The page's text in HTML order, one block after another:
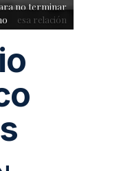
no terminar
esa relación